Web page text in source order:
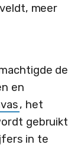
meer
de
en
, het
gebruikt
in te